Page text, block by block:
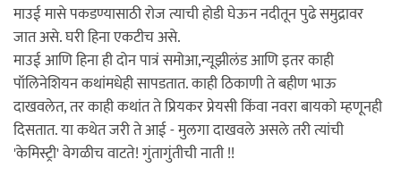
माउई मासे पकडण्यासाठी रोज त्याची होडी घेऊन नदीतून पुढे समुद्रावर
जात असे. घरी हिना एकटीच असे.
माउई आणि हिना ही दोन पात्रं समोआ,न्यूझीलंड आणि इतर काही
पॉलिनेशियन कथांमधेही सापडतात. काही ठिकाणी ते बहीण भाऊ
दाखवलेत, तर काही कथांत ते प्रियकर प्रेयसी किंवा नवरा बायको म्हणूनही
दिसतात. या कथेत जरी ते आई - मुलगा दाखवले असले तरी त्यांची
'केमिस्ट्री' वेगळीच वाटते! गुंतागुंतीची नाती !!